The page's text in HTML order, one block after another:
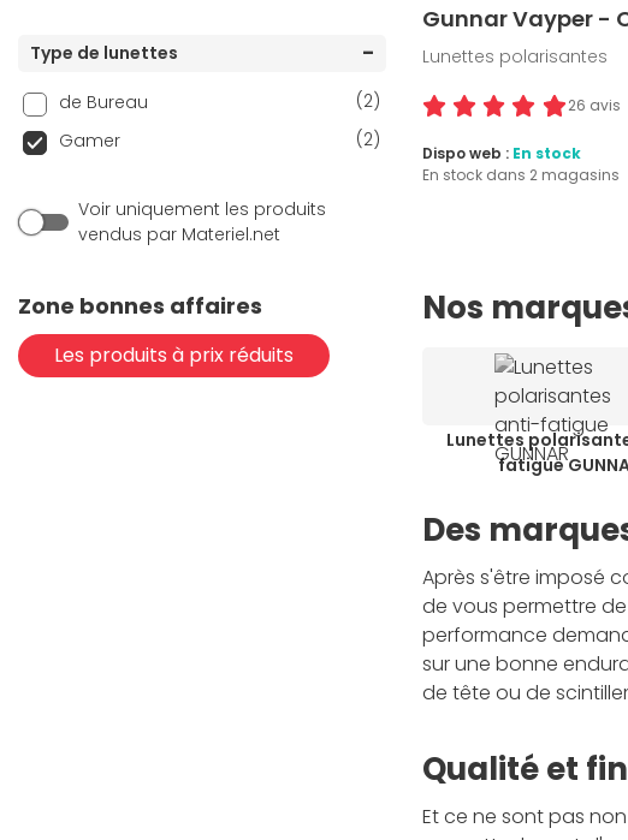
Type de lunettes
de Bureau
(2)
Gamer
(2)
Voir uniquement les produits
vendus par Materiel.net
Zone bonnes affaires
Les produits à prix réduits
Gunnar Vayper -
Lunettes polarisantes
26 avis
Dispo web : En stock
En stock dans 2 magasins
Nos
Lunettes
fatigue
Des
Après s'être imposé
de vous permettre
performance
sur une bonne
de tête ou de
Qualité et
Et ce ne sont pas